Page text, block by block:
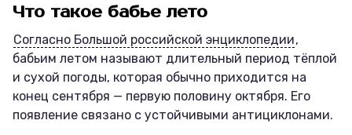
Что такое бабье лето
Согласно Большой российской энциклопедии,
бабьим летом называют длительный период тёплой
и сухой погоды, которая обычно приходится на
конец сентября — первую половину октября. Его
появление связано с устойчивыми антициклонами.